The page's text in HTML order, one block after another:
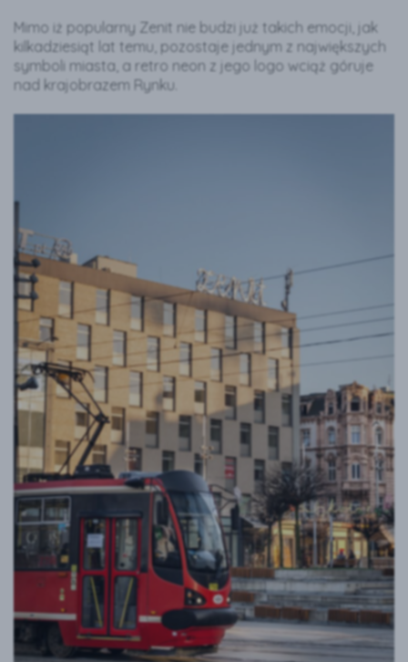
Mimo iż popularny Zenit nie budzi już takich emocji, jak
kilkadziesiąt lat temu, pozostaje jednym z największych
symboli miasta, a retro neon z jego logo wciąż góruje
nad krajobrazem Rynku.